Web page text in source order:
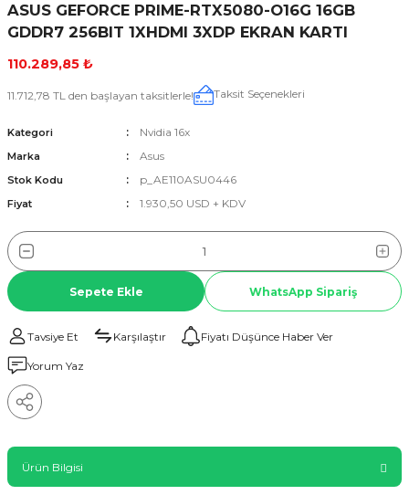
ASUS GEFORCE PRIME-RTX5080-O16G 16GB
GDDR7 256BIT 1XHDMI 3XDP EKRAN KARTI
110.289,85 ₺
11.712,78 TL den başlayan taksitlerle! Taksit Seçenekleri
Kategori Nvidia 16x
Marka Asus
Stok Kodu p_AE110ASU0446
Fiyat 1.930,50 USD + KDV
Sepete Ekle WhatsApp Sipariş
Tavsiye Et Karşılaştır Fiyatı Düşünce Haber Ver
Yorum Yaz
Ürün Bilgisi